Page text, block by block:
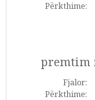
Përkthime:
premtim
Fjalor:
Përkthime: